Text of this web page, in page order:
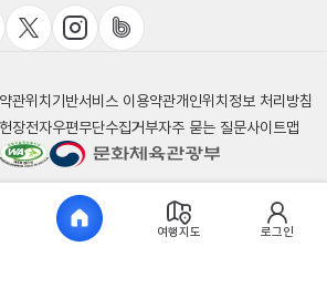
관위치기반서비스 이용약관개인위치정보 처리방침
장전자우편무단수집거부자주 묻는 질문사이트맵
여행지도 로그인